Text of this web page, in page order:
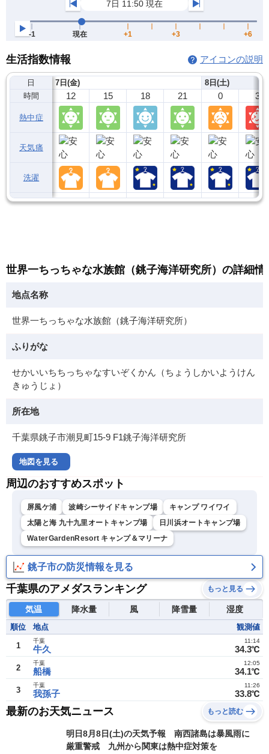
生活指数情報 アイコンの説明
日
時間
熱中症
天気痛
洗濯
7日(金)
12 15 18 21
8日(土)
0 3
世界一ちっちゃな水族館（銚子海洋研究所）の詳細情
地点名称
世界一ちっちゃな水族館（銚子海洋研究所）
ふりがな
せかいいちちっちゃなすいぞくかん（ちょうしかいようけん
きゅうじょ）
所在地
千葉県銚子市潮見町15-9 F1銚子海洋研究所
地図を見る
周辺のおすすめスポット
屏風ケ浦 波崎シーサイドキャンプ場
キャンプ ワイワイ
太陽と海 九十九里オートキャンプ場
日川浜オートキャンプ場
WaterGardenResort キャンプ＆マリーナ
銚子市の防災情報を見る
千葉県のアメダスランキング もっと見る
気温 降水量 風 降雪量 湿度
順位 地点 観測値
1 牛久
千葉
34.3℃
11:14
2 船橋
千葉
34.1℃
12:05
3 我孫子
千葉
33.8℃
11:26
最新のお天気ニュース もっと読む
明日8月8日(土)の天気予報 南西諸島は暴風雨に
厳重警戒 九州から関東は熱中症対策を